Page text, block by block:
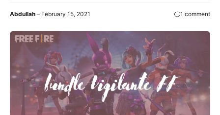
Abdullah February 15, 2021 1 comment